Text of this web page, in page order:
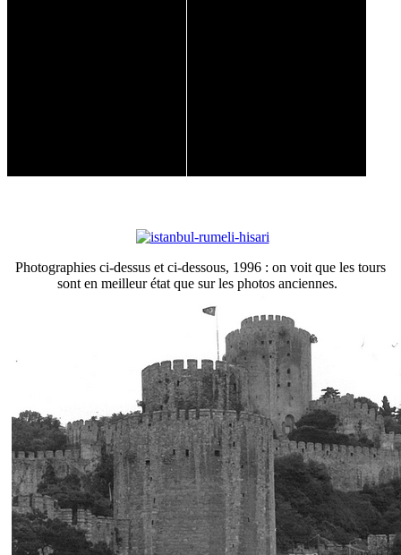
Photographies ci-dessus et ci-dessous, 1996 : on voit que les tours
sont en meilleur état que sur les photos anciennes.